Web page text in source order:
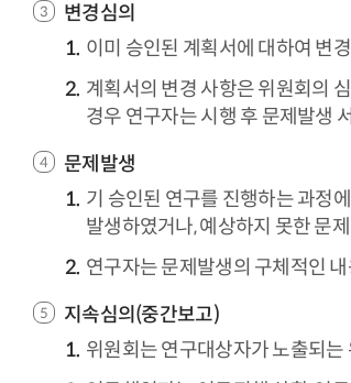
변경심의
이미 승인된 계획서에 대하여 변
계획서의 변경 사항은 위원회의
경우 연구자는 시행 후 문제발생
문제발생
기 승인된 연구를 진행하는 과정
발생하였거나, 예상하지 못한 문
연구자는 문제발생의 구체적인
지속심의(중간보고)
위원회는 연구대상자가 노출되는